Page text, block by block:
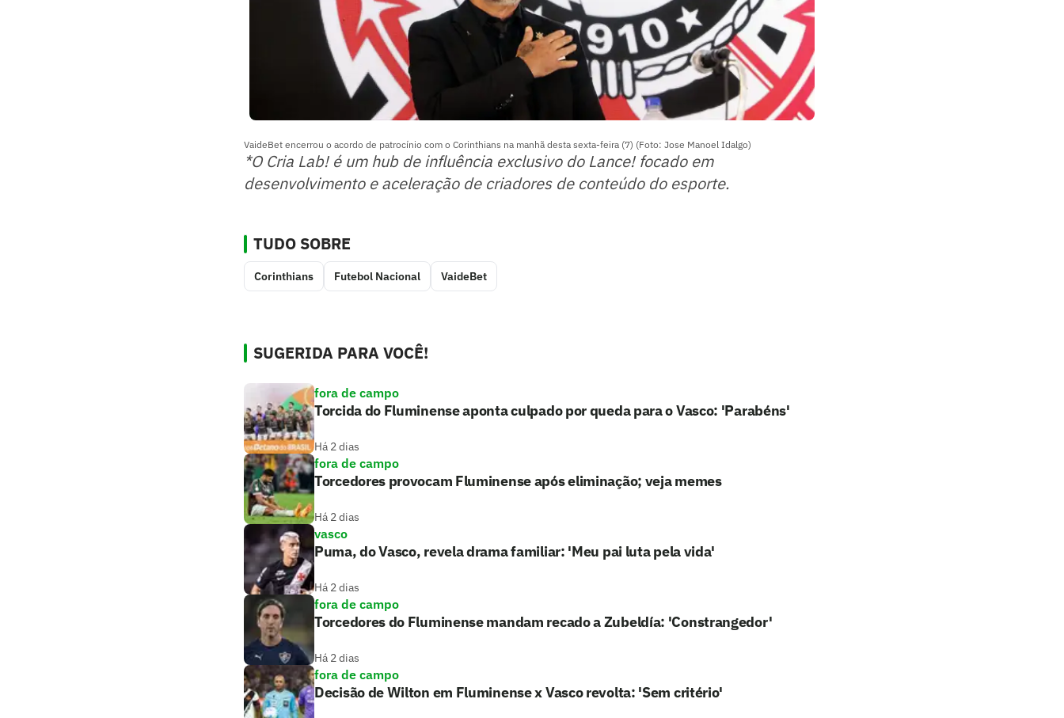
VaideBet encerrou o acordo de patrocínio com o Corinthians na manhã desta sexta-feira (7) (Foto: Jose Manoel Idalgo)
*O Cria Lab! é um hub de influência exclusivo do Lance! focado em
desenvolvimento e aceleração de criadores de conteúdo do esporte.
TUDO SOBRE
Corinthians Futebol Nacional VaideBet
SUGERIDA PARA VOCÊ!
fora de campo
Torcida do Fluminense aponta culpado por queda para o Vasco: 'Parabéns'
Há 2 dias
fora de campo
Torcedores provocam Fluminense após eliminação; veja memes
Há 2 dias
vasco
Puma, do Vasco, revela drama familiar: 'Meu pai luta pela vida'
Há 2 dias
fora de campo
Torcedores do Fluminense mandam recado a Zubeldía: 'Constrangedor'
Há 2 dias
fora de campo
Decisão de Wilton em Fluminense x Vasco revolta: 'Sem critério'